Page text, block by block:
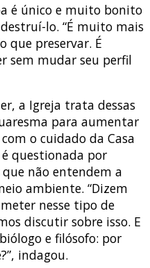
é único e muito bonito
lo. “É muito mais
que preservar. É
sem mudar seu perfil
a Igreja trata dessas
para aumentar
o cuidado da Casa
questionada por
não entendem a
ambiente. “Dizem
nesse tipo de
discutir sobre isso. E
e filósofo: por
indagou.